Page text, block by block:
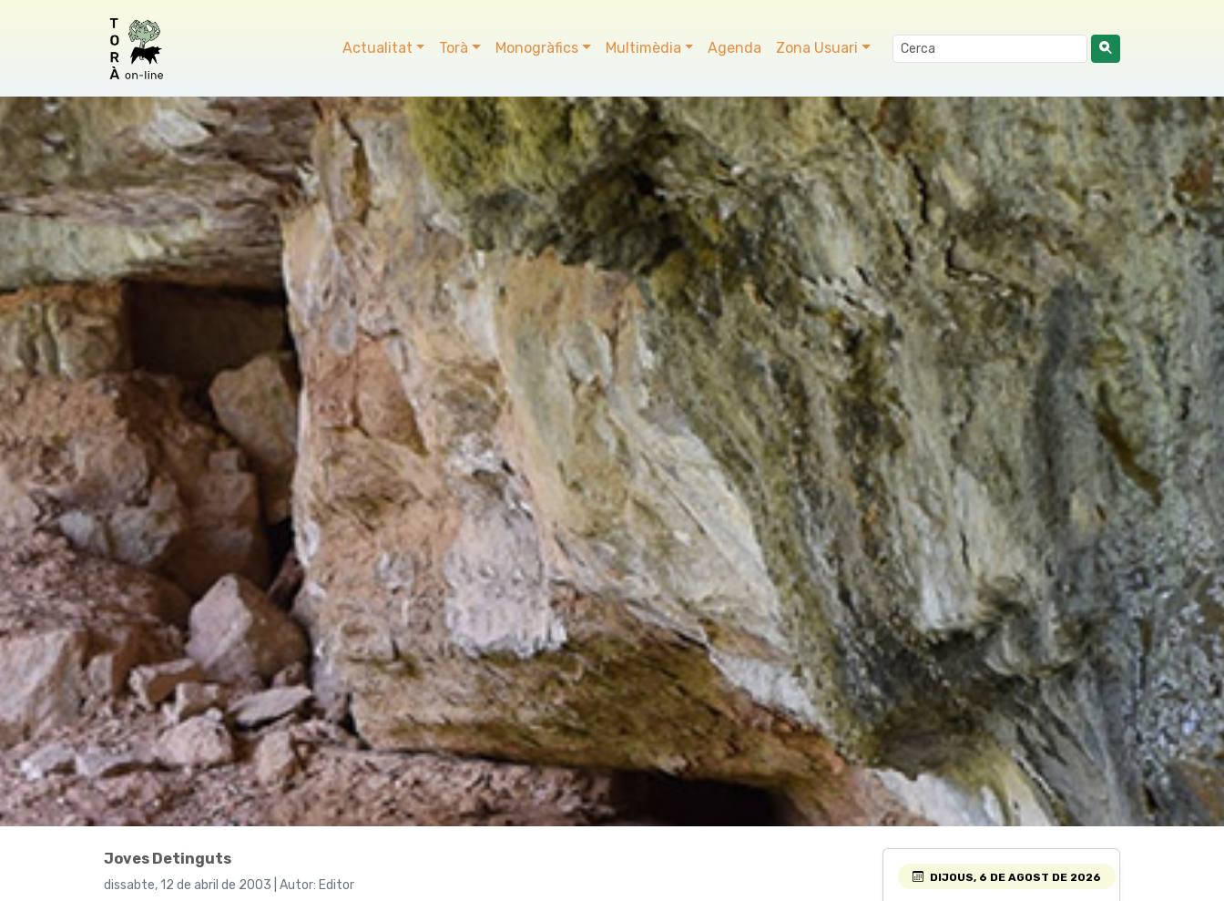
Actualitat Torà Monogràfics Multimèdia Agenda Zona Usuari
Joves Detinguts
dissabte, 12 de abril de 2003 | Autor: Editor
DIJOUS, 6 DE AGOST DE 2026